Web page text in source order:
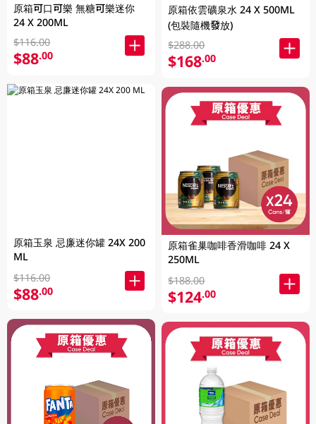
原箱可口可樂 無糖可樂迷你
24 X 200ML
$116.00
$88.00
原箱玉泉 忌廉迷你罐 24X 200
ML
$116.00
$88.00
原箱依雲礦泉水 24 X 500ML
(包裝隨機發放)
$288.00
$168.00
原箱雀巢咖啡香滑咖啡 24 X
250ML
$188.00
$124.00